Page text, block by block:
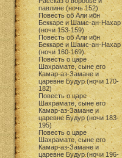
павлине (ночь 152)
Повесть об Али ибн
Беккаре и Шамс-ан-Нахар
(ночи 153-159)
Повесть об Али ибн
Беккаре и Шамс-ан-Нахар
(ночи 160-169)
Повесть о царе
Шахрамате, сыне его
Камар-аз-Замане и
царевне Будур (ночи 170-
182)
Повесть о царе
Шахрамате, сыне его
Камар-аз-Замане и
царевне Будур (ночи 183-
195)
Повесть о царе
Шахрамате, сыне его
Камар-аз-Замане и
царевне Будур (ночи 196-